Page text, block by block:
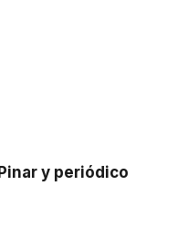
y periódico